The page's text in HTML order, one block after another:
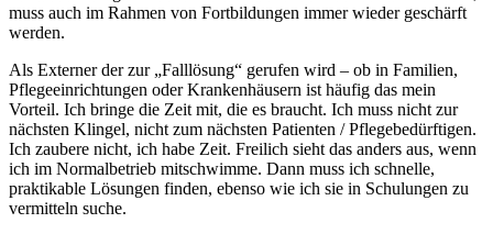
muss auch im Rahmen von Fortbildungen immer wieder geschärft
werden.
Als Externer der zur „Falllösung“ gerufen wird – ob in Familien,
Pflegeeinrichtungen oder Krankenhäusern ist häufig das mein
Vorteil. Ich bringe die Zeit mit, die es braucht. Ich muss nicht zur
nächsten Klingel, nicht zum nächsten Patienten / Pflegebedürftigen.
Ich zaubere nicht, ich habe Zeit. Freilich sieht das anders aus, wenn
ich im Normalbetrieb mitschwimme. Dann muss ich schnelle,
praktikable Lösungen finden, ebenso wie ich sie in Schulungen zu
vermitteln suche.